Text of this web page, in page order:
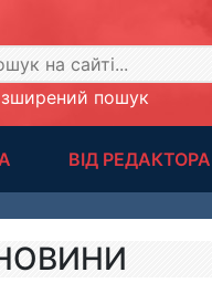
пошук
ВІД РЕДАКТОРА